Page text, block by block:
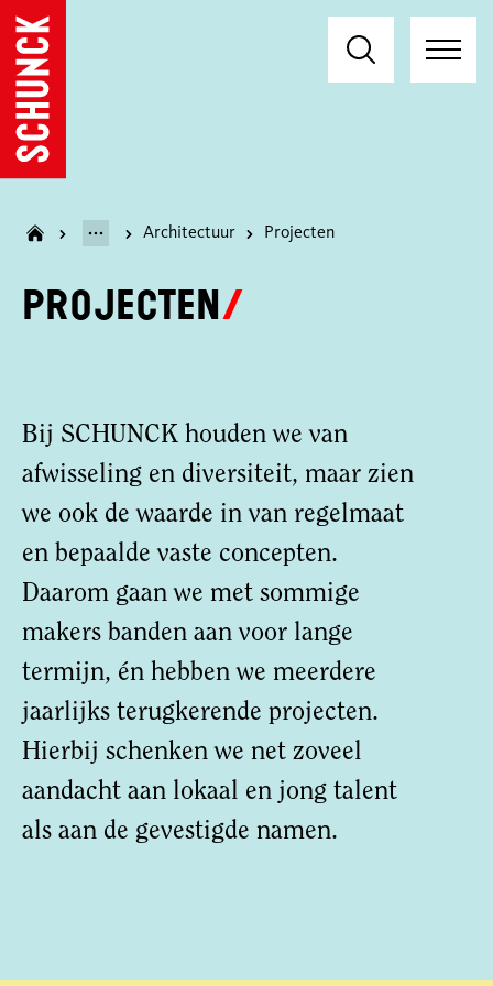
Architectuur Projecten
Projecten
Bij SCHUNCK houden we van
afwisseling en diversiteit, maar zien
we ook de waarde in van regelmaat
en bepaalde vaste concepten.
Daarom gaan we met sommige
makers banden aan voor lange
termijn, én hebben we meerdere
jaarlijks terugkerende projecten.
Hierbij schenken we net zoveel
aandacht aan lokaal en jong talent
als aan de gevestigde namen.